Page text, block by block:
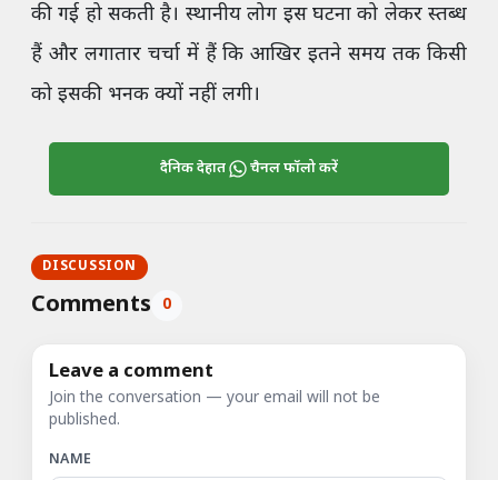
की गई हो सकती है। स्थानीय लोग इस घटना को लेकर स्तब्ध
हैं और लगातार चर्चा में हैं कि आखिर इतने समय तक किसी
को इसकी भनक क्यों नहीं लगी।
दैनिक देहात चैनल फॉलो करें
DISCUSSION
Comments 0
Leave a comment
Join the conversation — your email will not be
published.
NAME